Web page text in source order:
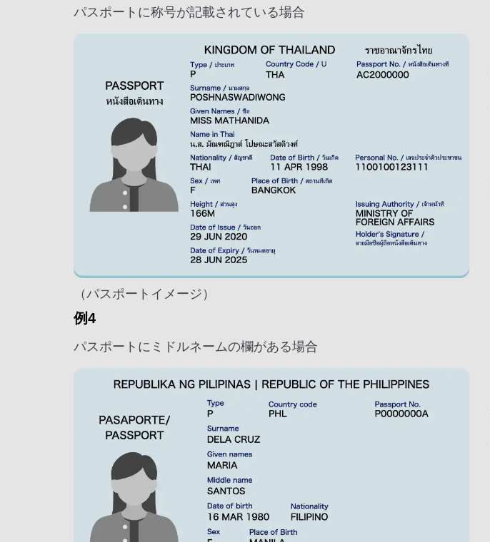
パスポートに称号が記載されている場合
（パスポートイメージ）
例4
パスポートにミドルネームの欄がある場合